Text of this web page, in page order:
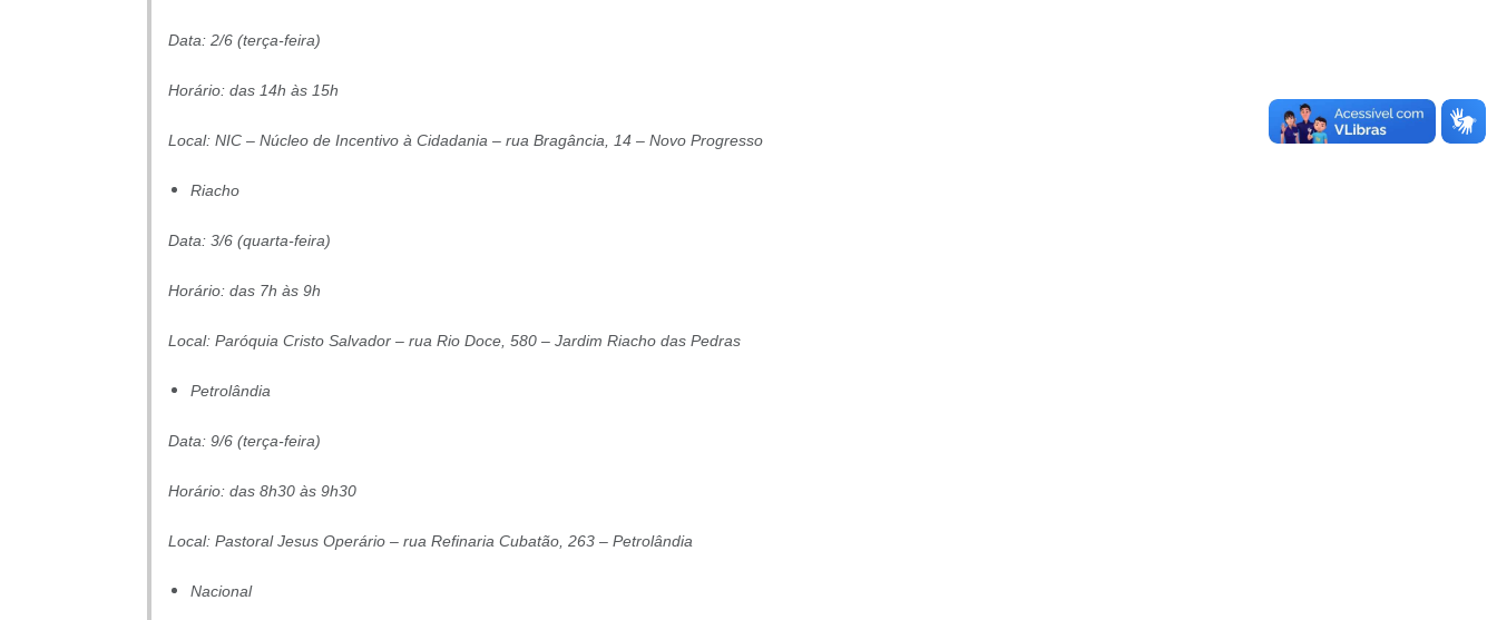
Data: 2/6 (terça-feira)
Horário: das 14h às 15h
Local: NIC – Núcleo de Incentivo à Cidadania – rua Bragância, 14 – Novo Progresso
Riacho
Data: 3/6 (quarta-feira)
Horário: das 7h às 9h
Local: Paróquia Cristo Salvador – rua Rio Doce, 580 – Jardim Riacho das Pedras
Petrolândia
Data: 9/6 (terça-feira)
Horário: das 8h30 às 9h30
Local: Pastoral Jesus Operário – rua Refinaria Cubatão, 263 – Petrolândia
Nacional